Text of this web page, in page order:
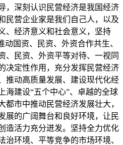
，深刻认识民营经济是我国经济
民营企业家是我们自己人，以及
、经济意义和社会意义，坚持
动国资、民资、外资合作共生、
、民资、外资平等对待、一视同
决定性作用，充分发挥民营经济
推动高质量发展、建设现代化经
海建设“五个中心”、卓越的全球
都市中推动民营经济发展壮大，
展的广阔舞台和良好环境，让民
造活力充分迸发。坚持全力优化
治环境、平等竞争的市场环境、